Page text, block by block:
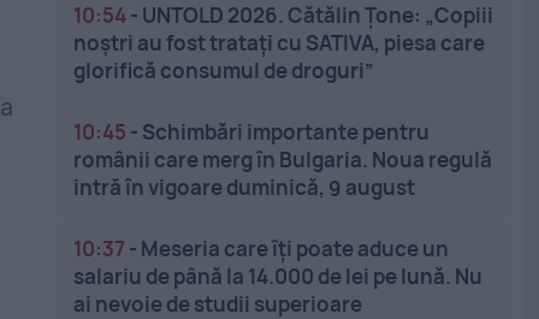
10:54- UNTOLD 2026. Cătălin Țone: „Copiii
noștri au fost tratați cu SATIVA, piesa care
glorifică consumul de droguri”
10:45 - Schimbări importante pentru
românii care merg în Bulgaria. Noua regulă
intră în vigoare duminică, 9 august
10:37 - Meseria care îți poate aduce un
salariu de până la 14.000 de lei pe lună. Nu
ai nevoie de studii superioare